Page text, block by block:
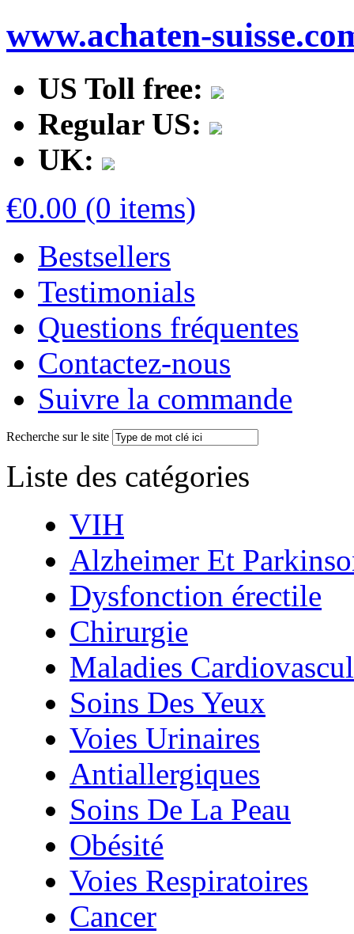
www.achaten-
US Toll free:
Regular US:
UK:
€0.00 (0 items)
Bestsellers
Testimonials
Questions fréquentes
Contactez-nous
Suivre la commande
Recherche sur le site
Liste des catégories
VIH
Alzheimer Et
Dysfonction érectile
Chirurgie
Maladies
Soins Des Yeux
Voies Urinaires
Antiallergiques
Soins De La Peau
Obésité
Voies Respiratoires
Cancer